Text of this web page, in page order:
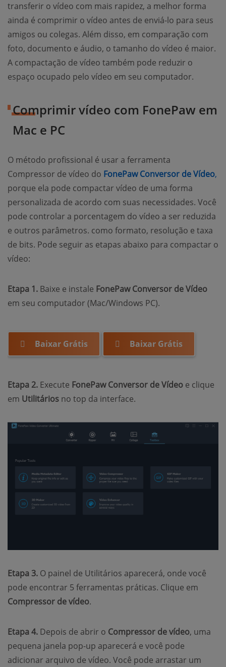
transferir o vídeo com mais rapidez, a melhor forma
ainda é comprimir o vídeo antes de enviá-lo para seus
amigos ou colegas. Além disso, em comparação com
foto, documento e áudio, o tamanho do vídeo é maior.
A compactação de vídeo também pode reduzir o
espaço ocupado pelo vídeo em seu computador.
Comprimir vídeo com FonePaw em
Mac e PC
O método profissional é usar a ferramenta
Compressor de vídeo do FonePaw Conversor de Vídeo,
(opens new window)
porque ela pode compactar vídeo de uma forma
personalizada de acordo com suas necessidades. Você
pode controlar a porcentagem do vídeo a ser reduzida
e outros parâmetros. como formato, resolução e taxa
de bits. Pode seguir as etapas abaixo para compactar o
vídeo:
Etapa 1. Baixe e instale FonePaw Conversor de Vídeo
em seu computador (Mac/Windows PC).
Baixar Grátis Baixar Grátis
Etapa 2. Execute FonePaw Conversor de Vídeo e clique
em Utilitários no top da interface.
Etapa 3. O painel de Utilitários aparecerá, onde você
pode encontrar 5 ferramentas práticas. Clique em
Compressor de vídeo.
Etapa 4. Depois de abrir o Compressor de vídeo, uma
pequena janela pop-up aparecerá e você pode
adicionar arquivo de vídeo. Você pode arrastar um